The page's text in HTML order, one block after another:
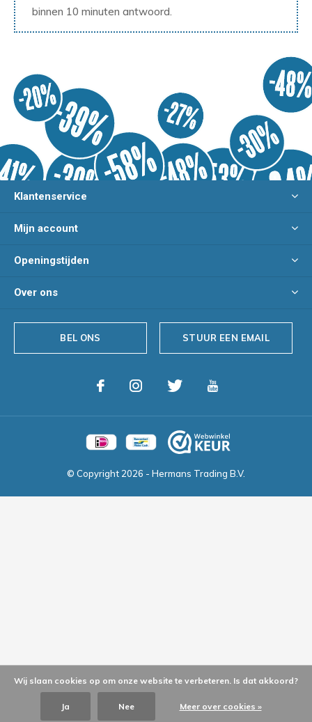
binnen 10 minuten antwoord.
Klantenservice
Mijn account
Openingstijden
Over ons
BEL ONS STUUR EEN EMAIL
© Copyright 2026 - Hermans Trading B.V.
Wij slaan cookies op om onze website te verbeteren. Is dat akkoord?
Ja Nee Meer over cookies »